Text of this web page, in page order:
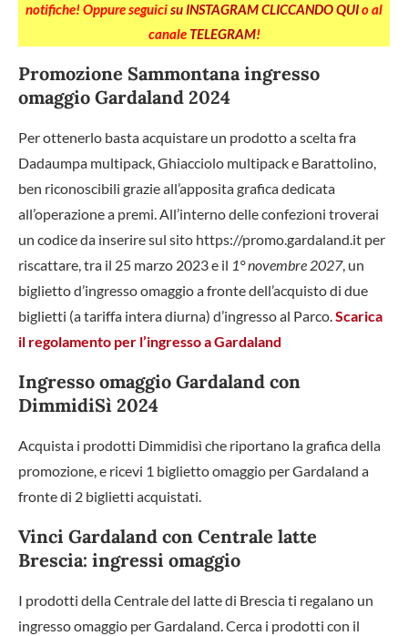
notifiche! Oppure seguicisu INSTAGRAM CLICCANDO QUIo al
canale TELEGRAM!
Promozione Sammontana ingresso
omaggio Gardaland 2024
Per ottenerlo basta acquistare un prodotto a scelta fra
Dadaumpa multipack, Ghiacciolo multipack e Barattolino,
ben riconoscibili grazie all’apposita grafica dedicata
all’operazione a premi. All’interno delle confezioni troverai
un codice da inserire sul sito https://promo.gardaland.it per
riscattare, tra il 25 marzo 2023 e il 1° novembre 2027, un
biglietto d’ingresso omaggio a fronte dell’acquisto di due
biglietti (a tariffa intera diurna) d’ingresso al Parco.Scarica
il regolamento per l’ingresso a Gardaland
Ingresso omaggio Gardaland con
DimmidiSì 2024
Acquista i prodotti Dimmidisì che riportano la grafica della
promozione, e ricevi 1 biglietto omaggio per Gardaland a
fronte di 2 biglietti acquistati.
Vinci Gardaland con Centrale latte
Brescia: ingressi omaggio
I prodotti della Centrale del latte di Brescia ti regalano un
ingresso omaggio per Gardaland. Cerca i prodotti con il